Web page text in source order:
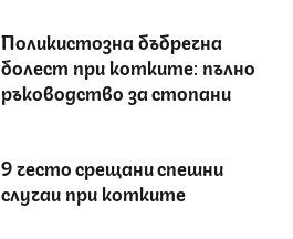
Поликистозна бъбречна
болест при котките: пълно
ръководство за стопани
9 често срещани спешни
случаи при котките